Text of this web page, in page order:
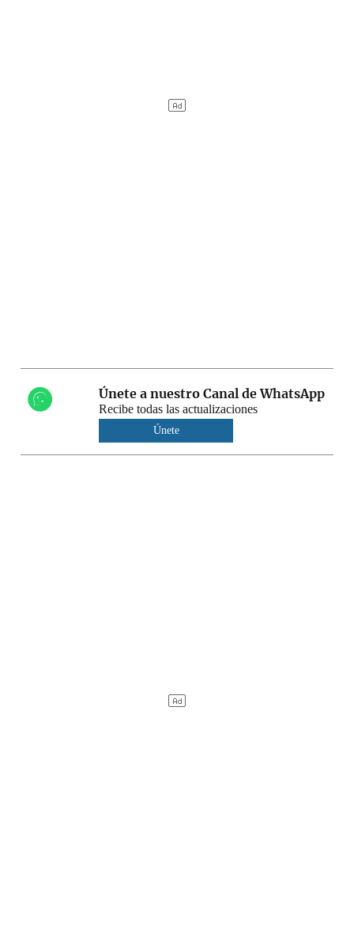
Únete a nuestro Canal de WhatsApp
Recibe todas las actualizaciones
Únete